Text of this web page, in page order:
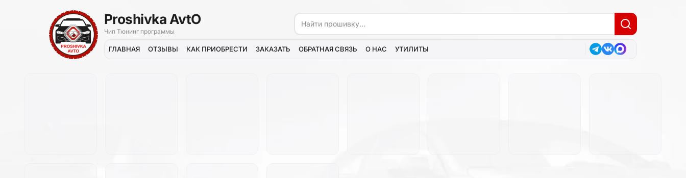
Proshivka AvtO
Чип Тюнинг программы
ГЛАВНАЯ ОТЗЫВЫ КАК ПРИОБРЕСТИ ЗАКАЗАТЬ ОБРАТНАЯ СВЯЗЬ О НАС УТИЛИТЫ